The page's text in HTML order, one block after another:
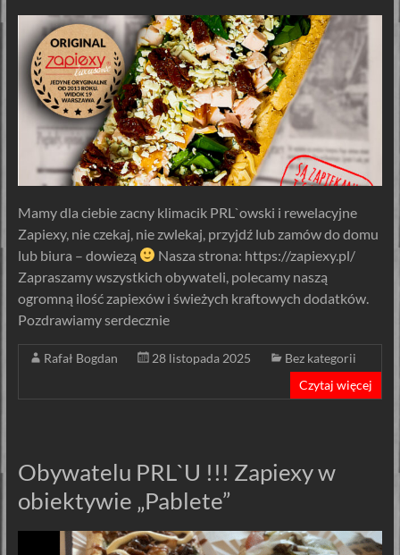
Mamy dla ciebie zacny klimacik PRL`owski i rewelacyjne
Zapiexy, nie czekaj, nie zwlekaj, przyjdź lub zamów do domu
lub biura – dowiezą
Nasza strona: https://zapiexy.pl/
Zapraszamy wszystkich obywateli, polecamy naszą
ogromną ilość zapiexów i świeżych kraftowych dodatków.
Pozdrawiamy serdecznie
Rafał Bogdan 28 listopada 2025
Bez kategorii
Czytaj więcej
Obywatelu PRL`U !!! Zapiexy w
obiektywie „Pablete”